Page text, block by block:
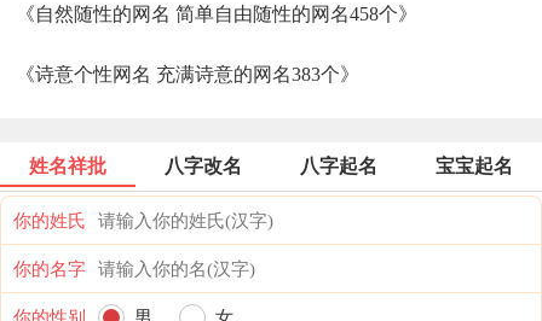
《自然随性的网名 简单自由随性的网名458个》
《诗意个性网名 充满诗意的网名383个》
姓名祥批 八字改名 八字起名 宝宝起名
你的姓氏
你的名字
你的性别 男 女